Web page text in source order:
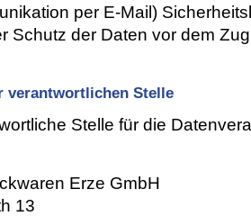
per E-Mail)
Schutz der Daten vor dem
verantwortlichen Stelle
Stelle für die
Erze GmbH
13